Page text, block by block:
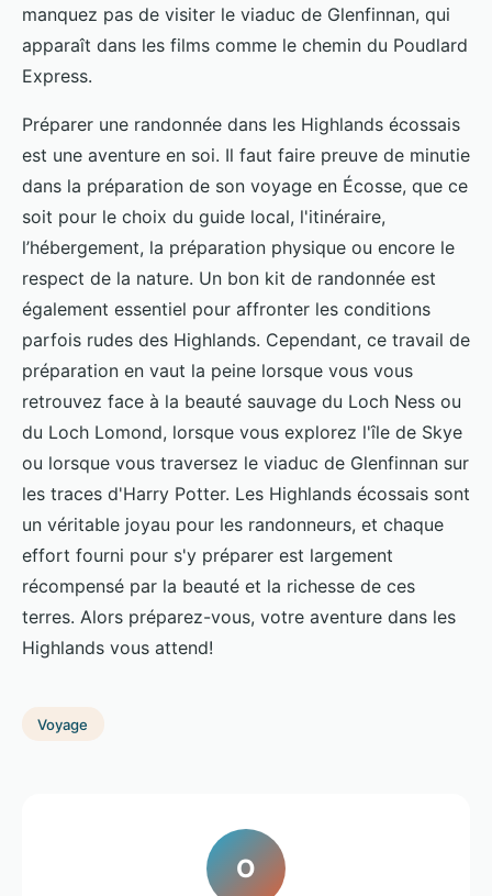
manquez pas de visiter le viaduc de Glenfinnan, qui
apparaît dans les films comme le chemin du Poudlard
Express.
Préparer une randonnée dans les Highlands écossais
est une aventure en soi. Il faut faire preuve de minutie
dans la préparation de son voyage en Écosse, que ce
soit pour le choix du guide local, l'itinéraire,
l’hébergement, la préparation physique ou encore le
respect de la nature. Un bon kit de randonnée est
également essentiel pour affronter les conditions
parfois rudes des Highlands. Cependant, ce travail de
préparation en vaut la peine lorsque vous vous
retrouvez face à la beauté sauvage du Loch Ness ou
du Loch Lomond, lorsque vous explorez l'île de Skye
ou lorsque vous traversez le viaduc de Glenfinnan sur
les traces d'Harry Potter. Les Highlands écossais sont
un véritable joyau pour les randonneurs, et chaque
effort fourni pour s'y préparer est largement
récompensé par la beauté et la richesse de ces
terres. Alors préparez-vous, votre aventure dans les
Highlands vous attend!
Voyage
O